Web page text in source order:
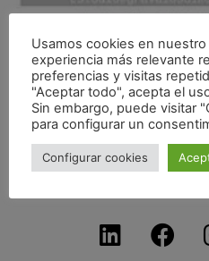
120 HUERTOS URBANOS EN
C/ Don Jaime I,
50001
+34
Usamos cookies en
experiencia más relevante
preferencias y visitas
"Aceptar todo", acepta el
Sin embargo, puede visitar
para configurar un
Configurar cookies